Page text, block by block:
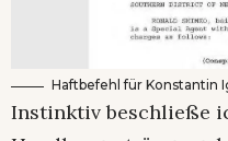
Haftbefehl für Konstantin
Instinktiv beschließe